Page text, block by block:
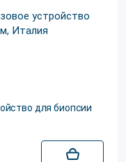
для биопсии